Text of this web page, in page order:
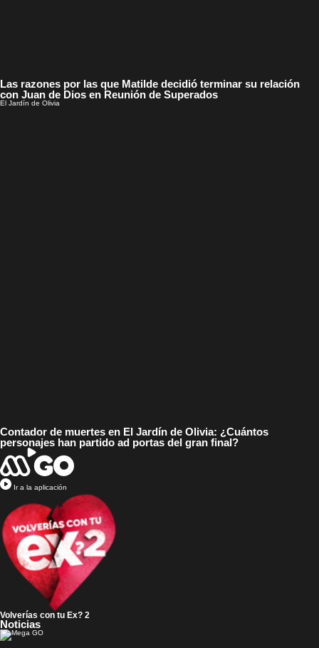
Las razones por las que Matilde decidió terminar su relación
con Juan de Dios en Reunión de Superados
El Jardín de Olivia
Contador de muertes en El Jardín de Olivia: ¿Cuántos
personajes han partido ad portas del gran final?
Ir a la aplicación
Volverías con tu Ex? 2
Noticias